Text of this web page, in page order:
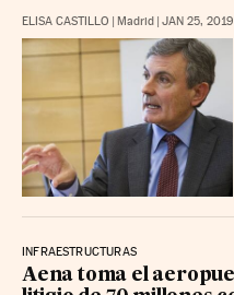
ELISA CASTILLO | Madrid | JAN 25,
INFRAESTRUCTURAS
Aena toma el